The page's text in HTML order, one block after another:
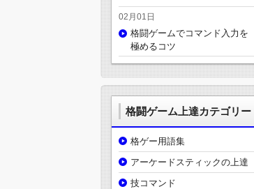
02月01日
格闘ゲームでコマンド入力を
極めるコツ
格闘ゲーム上達カテゴリー
格ゲー用語集
アーケードスティックの上達
技コマンド